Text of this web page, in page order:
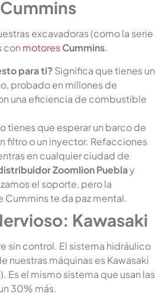
excavadoras (como la serie
con motoresCummins.
para ti?Significa que tienes un
probado en millones de
una eficiencia de combustible
tienes que esperar un barco de
filtro o un inyector. Refacciones
en cualquier ciudad de
Zoomlion Pueblay
el soporte, pero la
Cummins te da paz mental.
Kawasaki
sin control. El sistema hidráulico
nuestras máquinas es Kawasaki
Es el mismo sistema que usan las
30% más.